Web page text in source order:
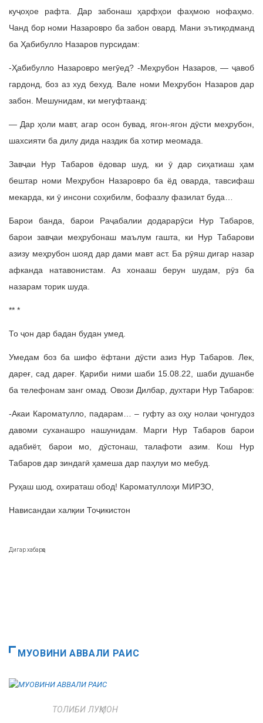
куҷоҳое рафта. Дар забонаш ҳарфҳои фаҳмою нофаҳмо.
Чанд бор номи Назаровро ба забон овард. Мани эътиқодманд
ба Ҳабибулло Назаров пурсидам:
-Ҳабибулло Назаровро мегӯед? -Меҳрубон Назаров, — ҷавоб
гардонд, боз аз худ бехуд. Вале номи Меҳрубон Назаров дар
забон. Мешунидам, ки мегуфтаанд:
— Дар ҳоли мавт, агар осон бувад, ягон-ягон дӯсти меҳрубон,
шахсияти ба дилу дида наздик ба хотир меомада.
Завҷаи Нур Табаров ёдовар шуд, ки ӯ дар сиҳатиаш ҳам
бештар номи Меҳрубон Назаровро ба ёд оварда, тавсифаш
мекарда, ки ӯ инсони соҳибилм, бофазлу фазилат буда…
Барои банда, барои Раҷабалии додарарӯси Нур Табаров,
барои завҷаи меҳрубонаш маълум гашта, ки Нур Табарови
азизу меҳрубон шояд дар дами мавт аст. Ба рӯяш дигар назар
афканда натавонистам. Аз хонааш берун шудам, рӯз ба
назарам торик шуда.
** *
То ҷон дар бадан будан умед.
Умедам боз ба шифо ёфтани дӯсти азиз Нур Табаров. Лек,
дареғ, сад дареғ. Қариби ними шаби 15.08.22, шаби душанбе
ба телефонам занг омад. Овози Дилбар, духтари Нур Табаров:
-Акаи Кароматулло, падарам… – гуфту аз оҳу нолаи ҷонгудоз
давоми суханашро нашунидам. Марги Нур Табаров барои
адабиёт, барои мо, дӯстонаш, талафоти азим. Кош Нур
Табаров дар зиндагӣ ҳамеша дар паҳлуи мо мебуд.
Руҳаш шод, охираташ обод! Кароматуллоҳи МИРЗО,
Нависандаи халқии Тоҷикистон
Дигар хабарҳо
МУОВИНИ АВВАЛИ РАИС
ТОЛИБИ ЛУҚМОН